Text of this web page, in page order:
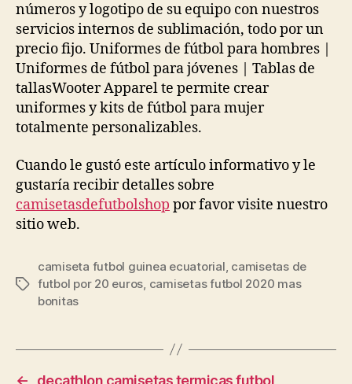
números y logotipo de su equipo con nuestros
servicios internos de sublimación, todo por un
precio fijo. Uniformes de fútbol para hombres |
Uniformes de fútbol para jóvenes | Tablas de
tallasWooter Apparel te permite crear
uniformes y kits de fútbol para mujer
totalmente personalizables.
Cuando le gustó este artículo informativo y le
gustaría recibir detalles sobre
camisetasdefutbolshop por favor visite nuestro
sitio web.
Etiquetas
camiseta futbol guinea ecuatorial camisetas de
futbol por 20 euros camisetas futbol 2020 mas
bonitas
← decathlon camisetas termicas futbol